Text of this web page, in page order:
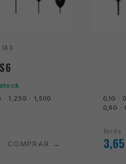
1,25G · 1,50G ·
COMPRAR
0,1G ·
0,6G ·
Desde
3,65